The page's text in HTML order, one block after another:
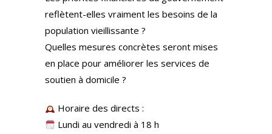
reflètent-elles vraiment les besoins de la
population vieillissante ?
Quelles mesures concrètes seront mises
en place pour améliorer les services de
soutien à domicile ?
Horaire des directs :
Lundi au vendredi à 18 h